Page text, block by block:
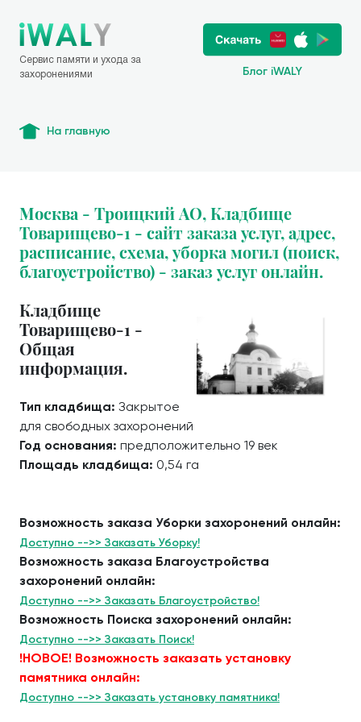
Сервис памяти и ухода за
захоронениями
Блог iWALY
На главную
Москва - Троицкий АО, Кладбище
Товарищево-1 - сайт заказа услуг, адрес,
расписание, схема, уборка могил (поиск,
благоустройство) - заказ услуг онлайн.
Кладбище
Товарищево-1 -
Общая
информация.
Тип кладбища: Закрытое
для свободных захоронений
Год основания: предположительно 19 век
Площадь кладбища: 0,54 га
Возможность заказа Уборки захоронений онлайн:
Доступно -->> Заказать Уборку!
Возможность заказа Благоустройства
захоронений онлайн:
Доступно -->> Заказать Благоустройство!
Возможность Поиска захоронений онлайн:
Доступно -->> Заказать Поиск!
!НОВОЕ! Возможность заказать установку
памятника онлайн:
Доступно -->> Заказать установку памятника!